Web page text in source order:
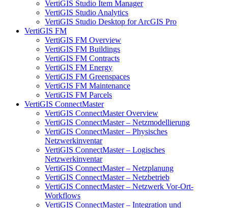
VertiGIS Studio Item Manager
VertiGIS Studio Analytics
VertiGIS Studio Desktop for ArcGIS Pro
VertiGIS FM
VertiGIS FM Overview
VertiGIS FM Buildings
VertiGIS FM Contracts
VertiGIS FM Energy
VertiGIS FM Greenspaces
VertiGIS FM Maintenance
VertiGIS FM Parcels
VertiGIS ConnectMaster
VertiGIS ConnectMaster Overview
VertiGIS ConnectMaster – Netzmodellierung
VertiGIS ConnectMaster – Physisches
Netzwerkinventar
VertiGIS ConnectMaster – Logisches
Netzwerkinventar
VertiGIS ConnectMaster – Netzplanung
VertiGIS ConnectMaster – Netzbetrieb
VertiGIS ConnectMaster – Netzwerk Vor-Ort-
Workflows
VertiGIS ConnectMaster – Integration und